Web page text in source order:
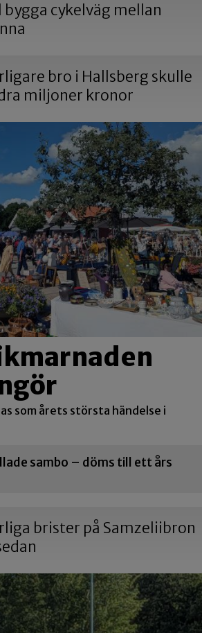
bygga cykelväg mellan
bro i Hallsberg skulle
miljoner kronor
som årets största händelse i
sambo – döms till ett års
brister på Samzeliibron